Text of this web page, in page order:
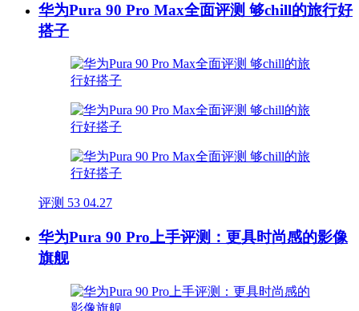
华为Pura 90 Pro Max全面评测 够chill的旅行好
搭子
评测 53 04.27
华为Pura 90 Pro上手评测：更具时尚感的影像
旗舰